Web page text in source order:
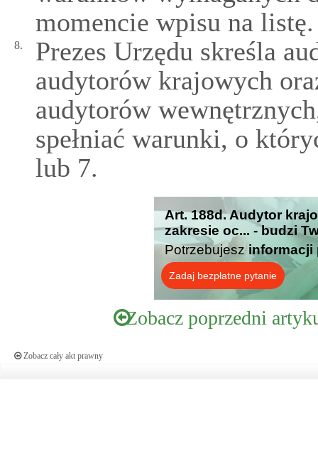
momencie wpisu na listę.
8.
Prezes Urzędu skreśla
audytorów krajowych
audytorów
spełniać warunki, o
lub 7.
Art. 188d. Audytor
zakresie oc... - budzi
Potrzebujesz informacji
Zadaj bezpłatne pytanie
Zobacz poprzedni
Zobacz cały akt prawny